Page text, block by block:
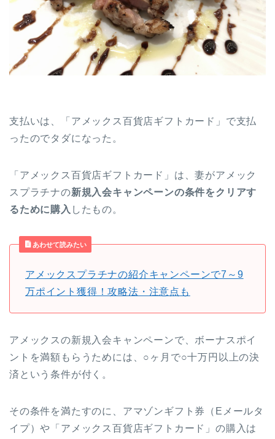
支払いは、「アメックス百貨店ギフトカード」で支払
ったのでタダになった。
「アメックス百貨店ギフトカード」は、妻がアメック
スプラチナの新規入会キャンペーンの条件をクリアす
るために購入 したもの。
あわせて読みたい
アメックスプラチナの紹介キャンペーンで7～9
万ポイント獲得！攻略法・注意点も
アメックスの新規入会キャンペーンで、ボーナスポイ
ントを満額もらうためには、○ヶ月で○十万円以上の決
済という条件が付く。
その条件を満たすのに、アマゾンギフト券（Eメールタ
イプ）や「アメックス百貨店ギフトカード」の購入は